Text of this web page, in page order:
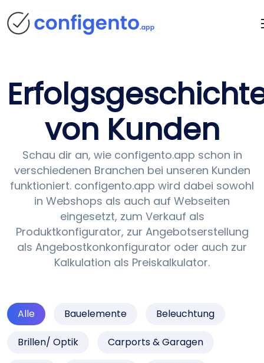
von Kunden
Schau dir an, wie configento.app schon in
verschiedenen Branchen bei unseren Kunden
funktioniert. configento.app wird dabei sowohl
in Webshops als auch auf Webseiten
eingesetzt, zum Verkauf als
Produktkonfigurator, zur Angebotserstellung
als Angebostkonkonfigurator oder auch zur
Kalkulation als Preiskalkulator.
Alle Bauelemente Beleuchtung
Brillen/ Optik Carports & Garagen